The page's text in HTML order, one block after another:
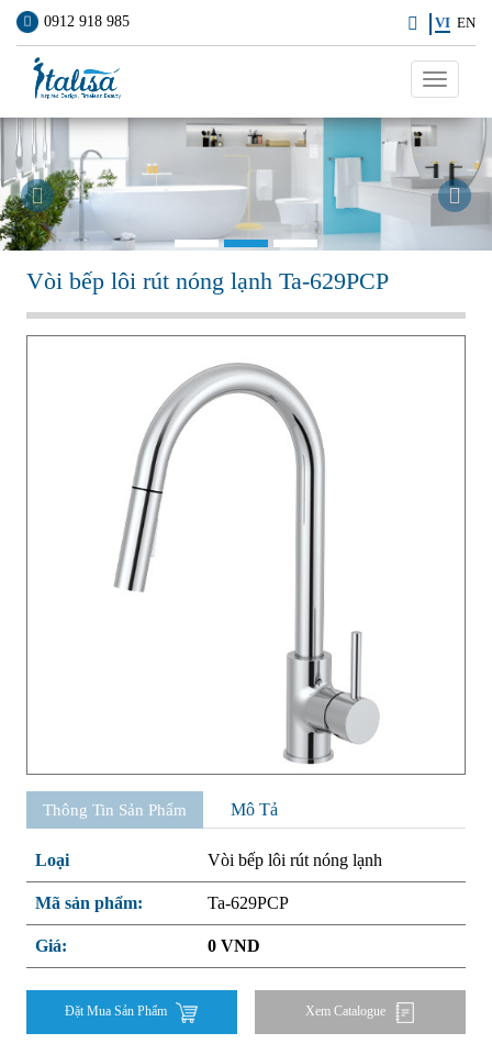
0912 918 985 VI EN
Toggle
Previous
Vòi bếp lôi rút nóng lạnh Ta-629PCP
Thông Tin Sản Phẩm Mô Tả
Loại Vòi bếp lôi rút nóng lạnh
Mã sản phẩm: Ta-629PCP
Giá: 0 VND
Đặt Mua Sản Phẩm Xem Catalogue